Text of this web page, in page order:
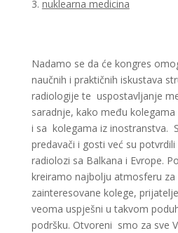
nuklearna medicina
Nadamo se da će kongres
naučnih i praktičnih iskustava
radiologije te uspostavljanje
saradnje, kako među
i sa kolegama iz inostranstva.
predavači i gosti već su
radiolozi sa Balkana i Evrope.
kreiramo najbolju atmosferu za
zainteresovane kolege,
veoma uspješni u takvom
podršku. Otvoreni smo za sve